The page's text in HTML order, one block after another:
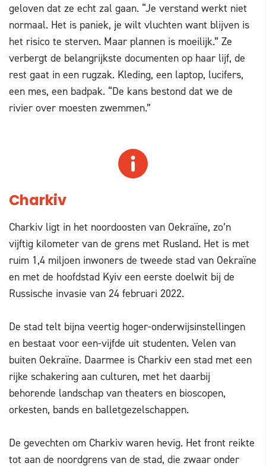
geloven dat ze echt zal gaan. “Je verstand werkt niet
normaal. Het is paniek, je wilt vluchten want blijven is
het risico te sterven. Maar plannen is moeilijk.” Ze
verbergt de belangrijkste documenten op haar lijf, de
rest gaat in een rugzak. Kleding, een laptop, lucifers,
een mes, een badpak. “De kans bestond dat we de
rivier over moesten zwemmen.”
Charkiv
Charkiv ligt in het noordoosten van Oekraïne, zo’n
vijftig kilometer van de grens met Rusland. Het is met
ruim 1,4 miljoen inwoners de tweede stad van Oekraïne
en met de hoofdstad Kyiv een eerste doelwit bij de
Russische invasie van 24 februari 2022.
De stad telt bijna veertig hoger-onderwijsinstellingen
en bestaat voor een-vijfde uit studenten. Velen van
buiten Oekraïne. Daarmee is Charkiv een stad met een
rijke schakering aan culturen, met het daarbij
behorende landschap van theaters en bioscopen,
orkesten, bands en balletgezelschappen.
De gevechten om Charkiv waren hevig. Het front reikte
tot aan de noordgrens van de stad, die zwaar onder